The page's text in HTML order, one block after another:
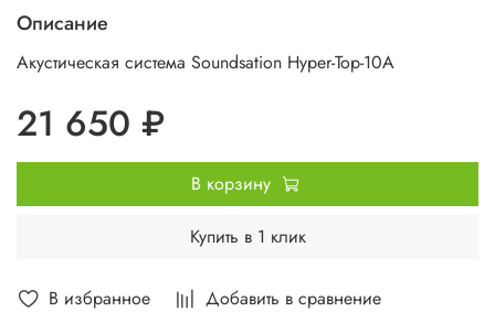
В избранное Добавить в сравнение
Описание
Акустическая система Soundsation Hyper-Top-10A
21 650 ₽
В корзину
Купить в 1 клик